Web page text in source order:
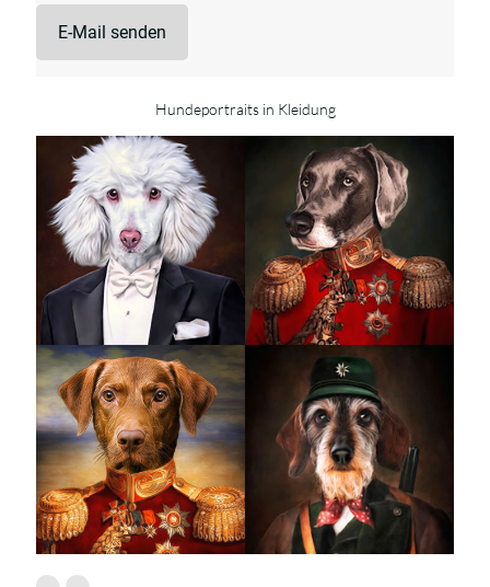
E-Mail senden
Hundeportraits in Kleidung